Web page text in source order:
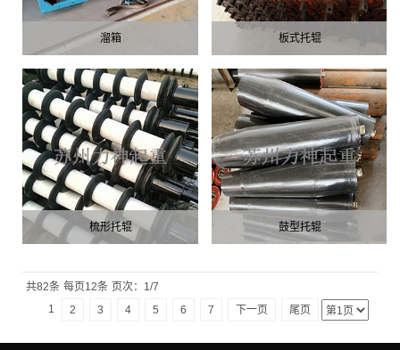
溜箱 板式托辊
梳形托辊 鼓型托辊
共82条 每页12条 页次：1/7
1
2 3 4 5 6 7 下一页 尾页